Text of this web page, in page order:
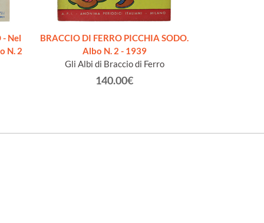
- Nel
N. 2
BRACCIO DI FERRO PICCHIA SODO.
Albo N. 2 - 1939
Gli Albi di Braccio di Ferro
140.00€